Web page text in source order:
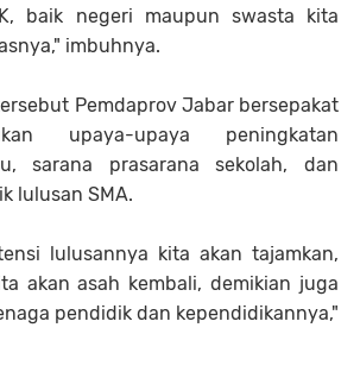
baik negeri maupun swasta kita
imbuhnya.
Pemdaprov Jabar bersepakat
upaya-upaya peningkatan
sarana prasarana sekolah, dan
lulusan SMA.
lulusannya kita akan tajamkan,
akan asah kembali, demikian juga
pendidik dan kependidikannya,"